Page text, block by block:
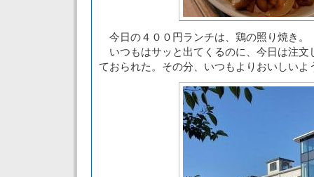
今日の４００円ランチは、鶏の照り焼き。
いつもはサッと出てくるのに、今日は注文
ておられた。その分、いつもよりおいしいよ